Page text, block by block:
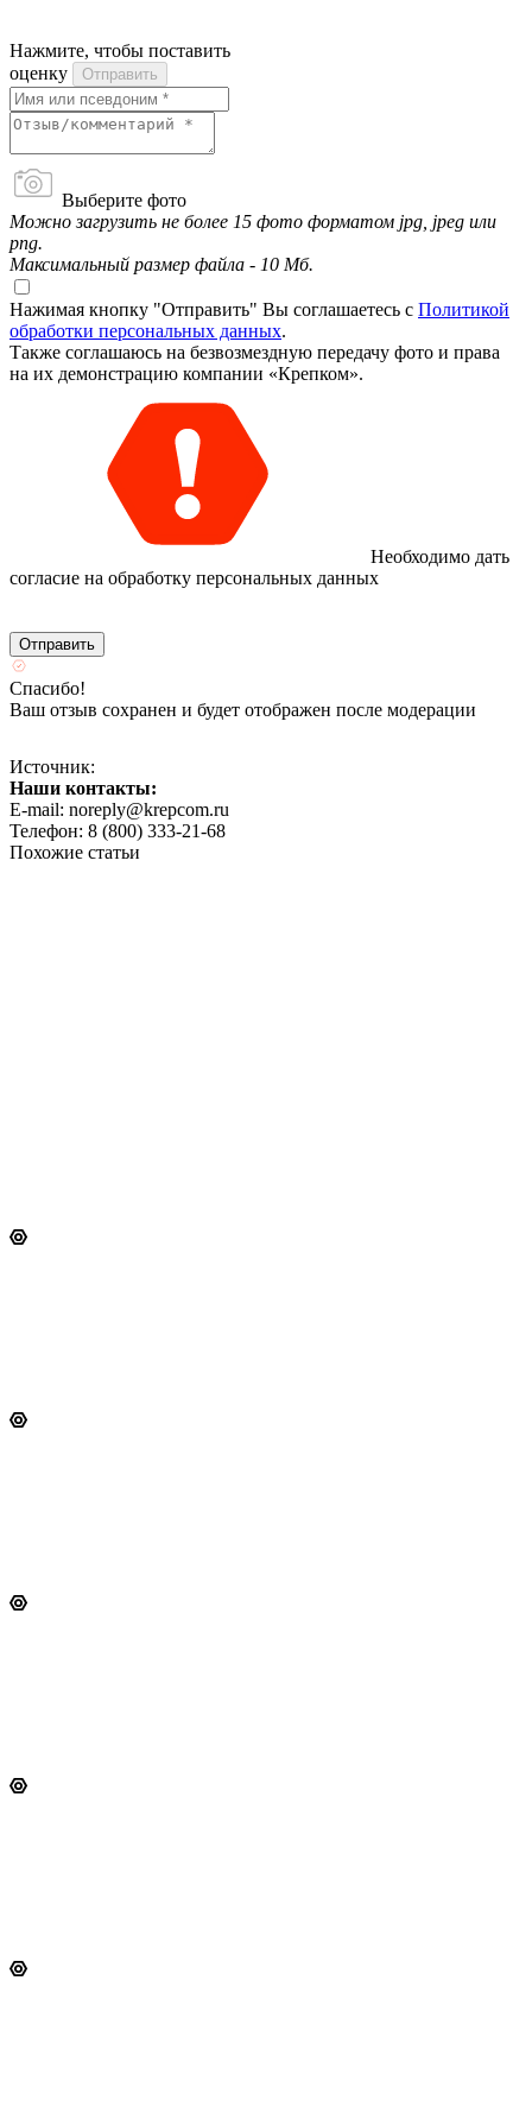
Нажмите, чтобы поставить
оценку
Отправить
Выберите фото
Можно загрузить не более 15 фото форматом jpg, jpeg или
png.
Максимальный размер файла - 10 Мб.
Нажимая кнопку "Отправить" Вы соглашаетесь с Политикой
обработки персональных данных.
Также соглашаюсь на безвозмездную передачу фото и права
на их демонстрацию компании «Крепком».
Необходимо дать
согласие на обработку персональных данных
Спасибо!
Ваш отзыв сохранен и будет отображен после модерации
Источник:
Наши контакты:
E-mail: noreply@krepcom.ru
Телефон: 8 (800) 333-21-68
Похожие статьи